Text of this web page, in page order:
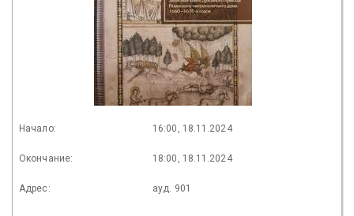
Начало: 16:00, 18.11.2024
Окончание: 18:00, 18.11.2024
Адрес: ауд. 901